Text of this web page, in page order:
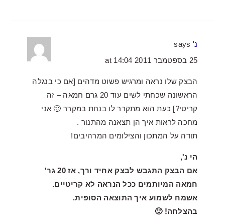
נ' says
25 בספטמבר 2011 at 14:04
הבצק שלו נראה ומרגיש פשוט מדהים [אם כי בנגלה
הראשונה שכחתי לשים עוד 20 גרם חמאה – זה
קריטי?] כעת הוא מתקרר לו בנחת במקרר 🙂 אני
מחכה לראות איך הן תצאנה מהתנור .
תודה על המתכון והצילומים המרהיבים!
הי נ',
אם הבצק התגבש לבצק אחיד ורך, אז 20 גר'
חמאה המיותמים ככל הנראה לא קריטיים.
אשמח לשמוע איך התוצאה הסופית.
בהצלחה! 🙂